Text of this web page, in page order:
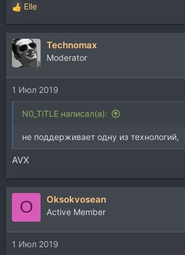
Р
е
а
к
ц
и
и
:
Elle
Technomax
Moderator
1 Июл 2019
N0_TiTLE написал(а):
не поддерживает одну из технологий,
AVX
O Oksokvosean
Active Member
1 Июл 2019